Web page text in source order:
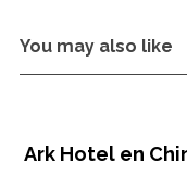
You may also like
Ark Hotel en